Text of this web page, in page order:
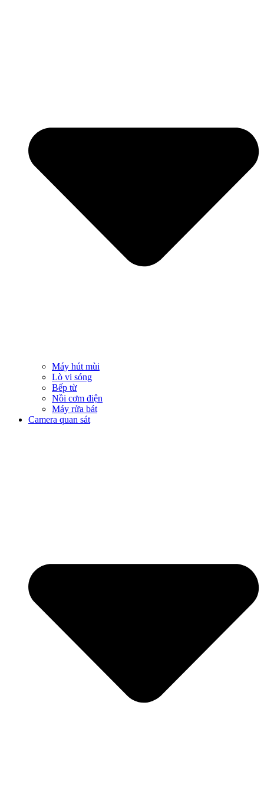
Máy hút mùi
Lò vi sóng
Bếp từ
Nồi cơm điện
Máy rửa bát
Camera quan sát